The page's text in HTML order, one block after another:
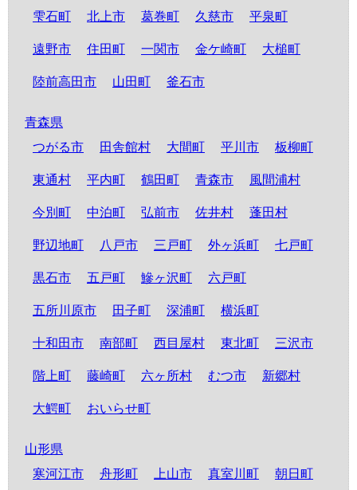
雫石町 北上市 葛巻町 久慈市 平泉町
遠野市 住田町 一関市 金ケ崎町 大槌町
陸前高田市 山田町 釜石市
青森県
つがる市
田舎館村 大間町 平川市 板柳町
東通村 平内町 鶴田町 青森市 風間浦村
今別町 中泊町 弘前市 佐井村 蓬田村
野辺地町 八戸市 三戸町 外ヶ浜町 七戸町
黒石市 五戸町 鰺ヶ沢町 六戸町
五所川原市 田子町 深浦町 横浜町
十和田市 南部町 西目屋村 東北町 三沢市
階上町 藤崎町 六ヶ所村 むつ市 新郷村
大鰐町 おいらせ町
山形県
寒河江市
舟形町 上山市 真室川町 朝日町